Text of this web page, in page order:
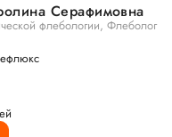
Серафимовна
флебологии, Флеболог